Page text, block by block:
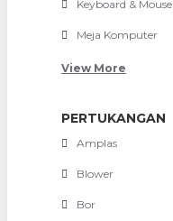
Keyboard & Mouse
Meja Komputer
View More
PERTUKANGAN
Amplas
Blower
Bor